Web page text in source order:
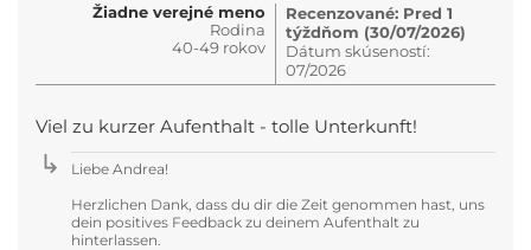
Žiadne verejné meno
Rodina
40-49 rokov
Recenzované: Pred 1
týždňom (30/07/2026)
Dátum skúseností:
07/2026
Viel zu kurzer Aufenthalt - tolle Unterkunft!
Liebe Andrea!
Herzlichen Dank, dass du dir die Zeit genommen hast, uns
dein positives Feedback zu deinem Aufenthalt zu
hinterlassen.